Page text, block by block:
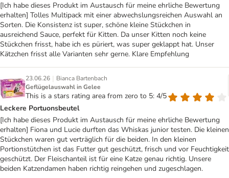
[Ich habe dieses Produkt im Austausch für meine ehrliche Bewertung
erhalten] Tolles Multipack mit einer abwechslungsreichen Auswahl an
Sorten. Die Konsistenz ist super, schöne kleine Stückchen in
ausreichend Sauce, perfekt für Kitten. Da unser Kitten noch keine
Stückchen frisst, habe ich es püriert, was super geklappt hat. Unser
Kätzchen frisst alle Varianten sehr gerne. Klare Empfehlung
23.06.26 | Bianca Bartenbach
Geflügelauswahl in Gelee
This is a stars rating area from zero to 5: 4/5
Leckere Portuonsbeutel
[Ich habe dieses Produkt im Austausch für meine ehrliche Bewertung
erhalten] Fiona und Lucie durften das Whiskas junior testen. Die kleinen
Stückchen waren gut verträglich für die beiden. In den kleinen
Portionstütchen ist das Futter gut geschützt, frisch und vor Feuchtigkeit
geschützt. Der Fleischanteil ist für eine Katze genau richtig. Unsere
beiden Katzendamen haben richtig reingehen und zugeschlagen.